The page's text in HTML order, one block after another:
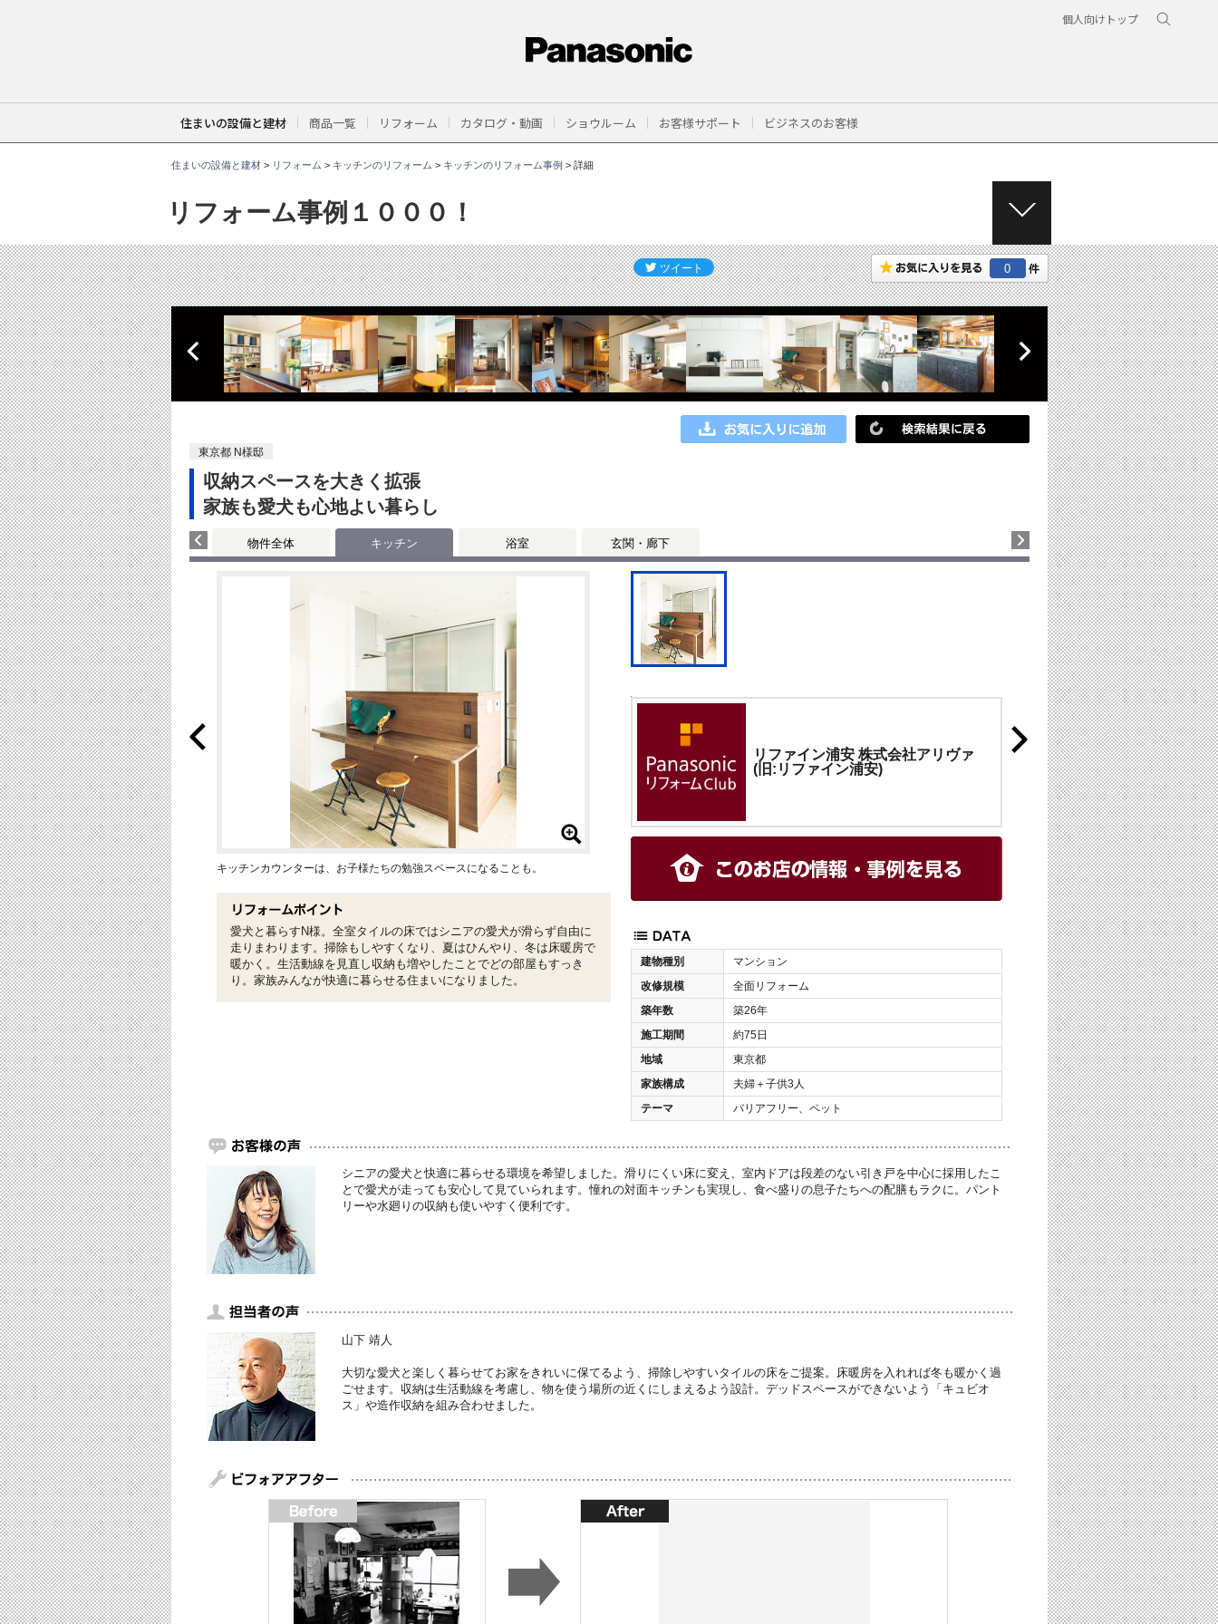
個人向けトップ
住まいの設備と建材 商品一覧 リフォーム カタログ・動画 ショウルーム お客様サポート ビジネスのお客様
住まいの設備と建材> リフォーム > キッチンのリフォーム > キッチンのリフォーム事例 > 詳細
リフォーム事例１０００！
E
N
。
0
東京都 N様邸
収納スペースを大きく拡張
家族も愛犬も心地よい暮らし
物件全体 キッチン 浴室 玄関・廊下
リファイン浦安 株式会社アリヴァ
(旧:リファイン浦安)
建物種別
マンション
改修規模
全面リフォーム
築年数
築26年
施工期間
約75日
地域
東京都
家族構成
夫婦＋子供3人
テーマ
バリアフリー、ペット
キッチンカウンターは、お子様たちの勉強スペースになることも。
愛犬と暮らすN様。全室タイルの床ではシニアの愛犬が滑らず自由に
走りまわります。掃除もしやすくなり、夏はひんやり、冬は床暖房で
暖かく。生活動線を見直し収納も増やしたことでどの部屋もすっき
り。家族みんなが快適に暮らせる住まいになりました。
シニアの愛犬と快適に暮らせる環境を希望しました。滑りにくい床に変え、室内ドアは段差のない引き戸を中心に採用したこ
とで愛犬が走っても安心して見ていられます。憧れの対面キッチンも実現し、食べ盛りの息子たちへの配膳もラクに。パント
リーや水廻りの収納も使いやすく便利です。
山下 靖人
大切な愛犬と楽しく暮らせてお家をきれいに保てるよう、掃除しやすいタイルの床をご提案。床暖房を入れれば冬も暖かく過
ごせます。収納は生活動線を考慮し、物を使う場所の近くにしまえるよう設計。デッドスペースができないよう「キュビオ
ス」や造作収納を組み合わせました。